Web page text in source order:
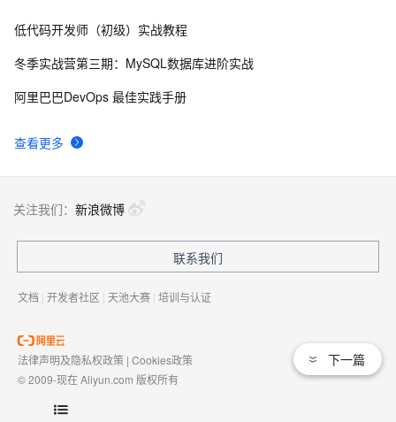
8 俗人解读 三维渲染 的工作过程
著录
查看更多
低代码开发师（初级）实战教程
冬季实战营第三期：MySQL数据库进阶实战
阿里巴巴DevOps 最佳实践手册
下一篇
关注我们： 新浪微博
联系我们
文档 | 开发者社区 | 天池大赛 | 培训与认证
法律声明及隐私权政策 | Cookies政策
© 2009-现在 Aliyun.com 版权所有
域名注册服务机构许可：